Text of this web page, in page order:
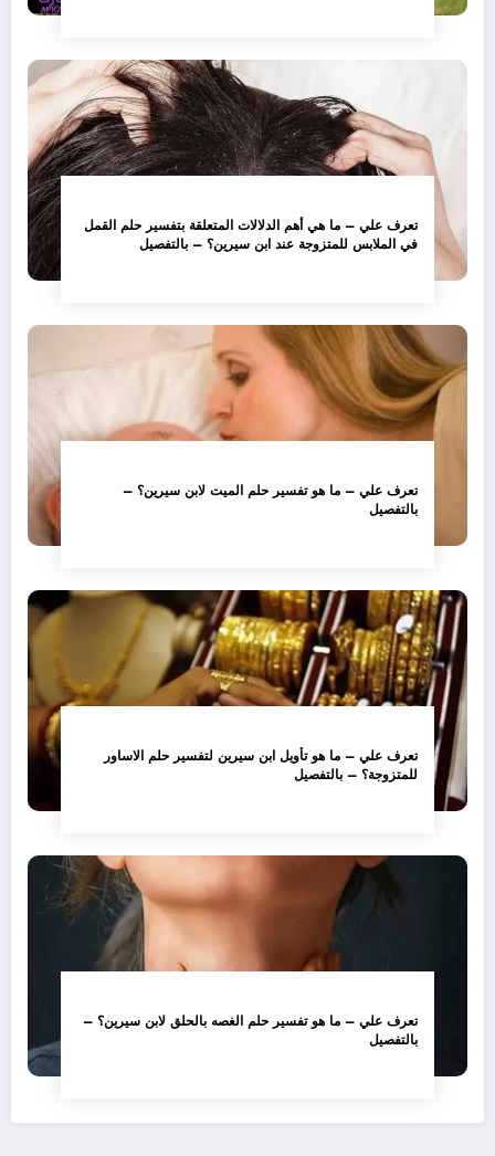
تعرف علي – ما هي أهم الدلالات المتعلقة بتفسير حلم القمل
في الملابس للمتزوجة عند ابن سيرين؟ – بالتفصيل
تعرف علي – ما هو تفسير حلم الميت لابن سيرين؟ –
بالتفصيل
تعرف علي – ما هو تأويل ابن سيرين لتفسير حلم الاساور
للمتزوجة؟ – بالتفصيل
تعرف علي – ما هو تفسير حلم الغصه بالحلق لابن سيرين؟ –
بالتفصيل